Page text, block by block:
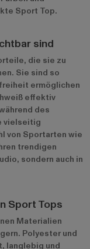
Sport Top.
sind
die sie zu
Sie sind so
ermöglichen
effektiv
des
vielseitig
von Sportarten wie
trendigen
sondern auch in
Sport Tops
Materialien
Polyester und
langlebig und